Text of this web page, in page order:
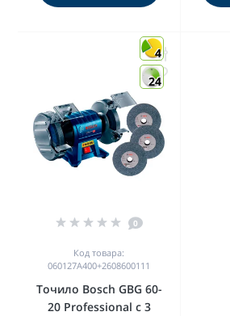
4
24
0
Код товара:
060127A400+2608600111
Точило Bosch GBG 60-
20 Professional с 3